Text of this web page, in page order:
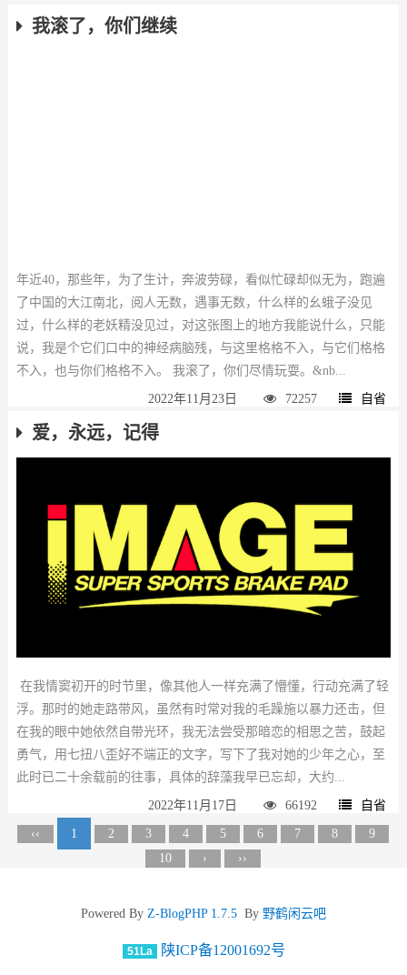
我滚了，你们继续
年近40，那些年，为了生计，奔波劳碌，看似忙碌却似无为，跑遍
了中国的大江南北，阅人无数，遇事无数，什么样的幺蛾子没见
过，什么样的老妖精没见过，对这张图上的地方我能说什么，只能
说，我是个它们口中的神经病脑残，与这里格格不入，与它们格格
不入，也与你们格格不入。 我滚了，你们尽情玩耍。&nb...
2022年11月23日 72257 自省
爱，永远，记得
在我情窦初开的时节里，像其他人一样充满了懵懂，行动充满了轻
浮。那时的她走路带风，虽然有时常对我的毛躁施以暴力还击，但
在我的眼中她依然自带光环，我无法尝受那暗恋的相思之苦，鼓起
勇气，用七扭八歪好不端正的文字，写下了我对她的少年之心，至
此时已二十余载前的往事，具体的辞藻我早已忘却，大约...
2022年11月17日 66192 自省
‹‹ 1 2 3 4 5 6 7 8
9
10
› ››
Powered By Z-BlogPHP 1.7.5 By 野鹤闲云吧
51La 陕ICP备12001692号